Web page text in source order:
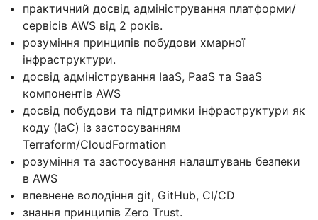
практичний досвід адміністрування платформи/
сервісів AWS від 2 років.
розуміння принципів побудови хмарної
інфраструктури.
досвід адміністрування IaaS, PaaS та SaaS
компонентів AWS
досвід побудови та підтримки інфраструктури як
коду (IaC) із застосуванням
Terraform/CloudFormation
розуміння та застосування налаштувань безпеки
в AWS
впевнене володіння git, GitHub, CI/CD
знання принципів Zero Trust.